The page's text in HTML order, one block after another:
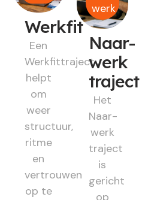
Werkfit
Een
Werkfittraject
helpt
om
weer
structuur,
ritme
en
vertrouwen
op te
werk
Naar-
werk
traject
Het
Naar-
werk
traject
is
gericht
op